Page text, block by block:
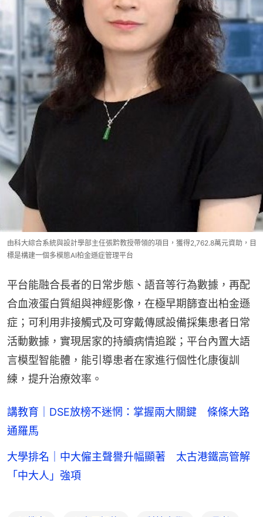
由科大綜合系統與設計學部主任張黔教授帶領的項目，獲得2,762.8萬元資助，目
標是構建一個多模態AI柏金遜症管理平台
平台能融合長者的日常步態、語音等行為數據，再配
合血液蛋白質組與神經影像，在極早期篩查出柏金遜
症；可利用非接觸式及可穿戴傳感設備採集患者日常
活動數據，實現居家的持續病情追蹤；平台內置大語
言模型智能體，能引導患者在家進行個性化康復訓
練，提升治療效率。
講教育｜DSE放榜不迷惘：掌握兩大關鍵 條條大路
通羅馬
大學排名｜中大僱主聲譽升幅顯著 太古港鐵高管解
「中大人」強項